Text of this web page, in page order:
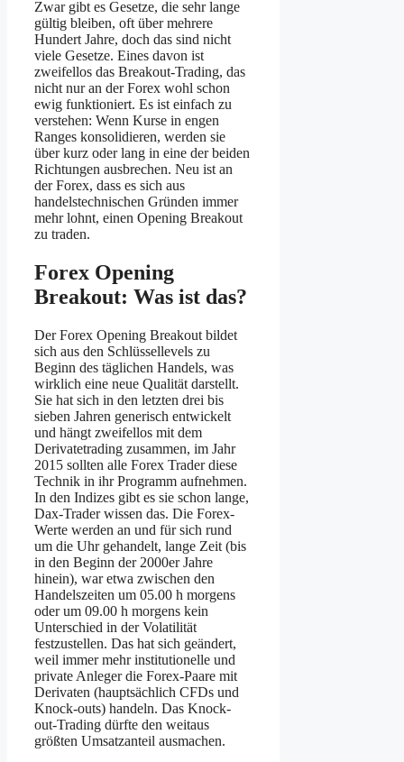
Zwar gibt es Gesetze, die sehr lange
gültig bleiben, oft über mehrere
Hundert Jahre, doch das sind nicht
viele Gesetze. Eines davon ist
zweifellos das Breakout-Trading, das
nicht nur an der Forex wohl schon
ewig funktioniert. Es ist einfach zu
verstehen: Wenn Kurse in engen
Ranges konsolidieren, werden sie
über kurz oder lang in eine der beiden
Richtungen ausbrechen. Neu ist an
der Forex, dass es sich aus
handelstechnischen Gründen immer
mehr lohnt, einen Opening Breakout
zu traden.
Forex Opening
Breakout: Was ist das?
Der Forex Opening Breakout bildet
sich aus den Schlüssellevels zu
Beginn des täglichen Handels, was
wirklich eine neue Qualität darstellt.
Sie hat sich in den letzten drei bis
sieben Jahren generisch entwickelt
und hängt zweifellos mit dem
Derivatetrading zusammen, im Jahr
2015 sollten alle Forex Trader diese
Technik in ihr Programm aufnehmen.
In den Indizes gibt es sie schon lange,
Dax-Trader wissen das. Die Forex-
Werte werden an und für sich rund
um die Uhr gehandelt, lange Zeit (bis
in den Beginn der 2000er Jahre
hinein), war etwa zwischen den
Handelszeiten um 05.00 h morgens
oder um 09.00 h morgens kein
Unterschied in der Volatilität
festzustellen. Das hat sich geändert,
weil immer mehr institutionelle und
private Anleger die Forex-Paare mit
Derivaten (hauptsächlich CFDs und
Knock-outs) handeln. Das Knock-
out-Trading dürfte den weitaus
größten Umsatzanteil ausmachen.